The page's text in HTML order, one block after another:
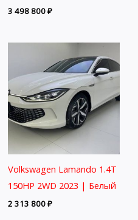
3 498 800₽
Volkswagen Lamando 1.4T
150HP 2WD 2023 | Белый
2 313 800₽